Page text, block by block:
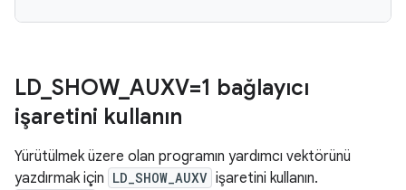
LD SHOW_ AUXV=1 bağlayıcı
işaretini kullanın
Yürütülmek üzere olan programın yardımcı vektörünü
yazdırmak için LD_SHOW_AUXV işaretini kullanın.